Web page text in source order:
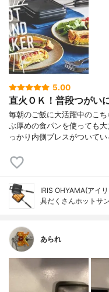
5.00
直火ＯＫ！普段つがい
毎朝のご飯に大活躍中のこ
ぶ厚めの食パンを使っても
っかり内側プレスがついて
IRIS OHYAMA(アイ
具だくさんホットサ
あられ